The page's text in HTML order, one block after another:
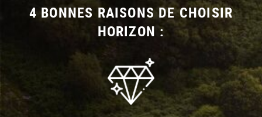
4 BONNES RAISONS DE CHOISIR
HORIZON :